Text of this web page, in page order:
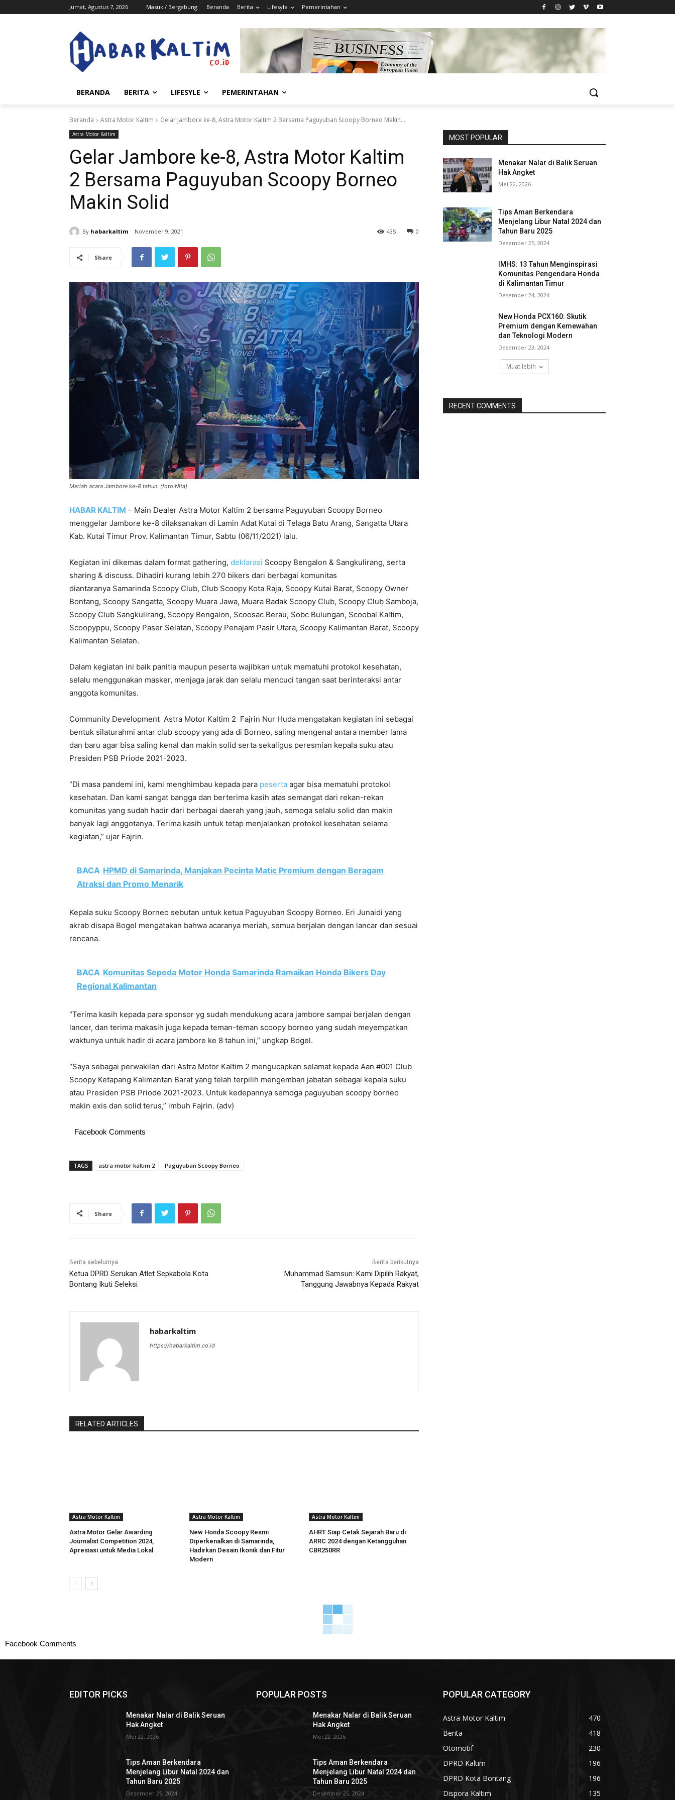
Jumat, Agustus 7, 2026 Masuk / Bergabung Beranda Berita Lifesyle Pemerintahan
BERANDA BERITA LIFESYLE PEMERINTAHAN
Beranda Astra Motor Kaltim Gelar Jambore ke-8, Astra Motor Kaltim 2 Bersama Paguyuban Scoopy Borneo Makin...
Astra Motor Kaltim
Gelar Jambore ke-8, Astra Motor Kaltim
2 Bersama Paguyuban Scoopy Borneo
Makin Solid
By habarkaltim November 9, 2021 0
435
Share
Meriah acara Jambore ke-8 tahun. (foto:Nita)
HABAR KALTIM – Main Dealer Astra Motor Kaltim 2 bersama Paguyuban Scoopy Borneo
menggelar Jambore ke-8 dilaksanakan di Lamin Adat Kutai di Telaga Batu Arang, Sangatta Utara
Kab. Kutai Timur Prov. Kalimantan Timur, Sabtu (06/11/2021) lalu.
Kegiatan ini dikemas dalam format gathering, deklarasi Scoopy Bengalon & Sangkulirang, serta
sharing & discuss. Dihadiri kurang lebih 270 bikers dari berbagai komunitas
diantaranya Samarinda Scoopy Club, Club Scoopy Kota Raja, Scoopy Kutai Barat, Scoopy Owner
Bontang, Scoopy Sangatta, Scoopy Muara Jawa, Muara Badak Scoopy Club, Scoopy Club Samboja,
Scoopy Club Sangkulirang, Scoopy Bengalon, Scoosac Berau, Sobc Bulungan, Scoobal Kaltim,
Scoopyppu, Scoopy Paser Selatan, Scoopy Penajam Pasir Utara, Scoopy Kalimantan Barat, Scoopy
Kalimantan Selatan.
Dalam kegiatan ini baik panitia maupun peserta wajibkan untuk mematuhi protokol kesehatan,
selalu menggunakan masker, menjaga jarak dan selalu mencuci tangan saat berinteraksi antar
anggota komunitas.
Community Development Astra Motor Kaltim 2 Fajrin Nur Huda mengatakan kegiatan ini sebagai
bentuk silaturahmi antar club scoopy yang ada di Borneo, saling mengenal antara member lama
dan baru agar bisa saling kenal dan makin solid serta sekaligus peresmian kepala suku atau
Presiden PSB Priode 2021-2023.
“Di masa pandemi ini, kami menghimbau kepada para peserta agar bisa mematuhi protokol
kesehatan. Dan kami sangat bangga dan berterima kasih atas semangat dari rekan-rekan
komunitas yang sudah hadir dari berbagai daerah yang jauh, semoga selalu solid dan makin
banyak lagi anggotanya. Terima kasih untuk tetap menjalankan protokol kesehatan selama
kegiatan,” ujar Fajrin.
BACA HPMD di Samarinda, Manjakan Pecinta Matic Premium dengan Beragam
Atraksi dan Promo Menarik
Kepala suku Scoopy Borneo sebutan untuk ketua Paguyuban Scoopy Borneo. Eri Junaidi yang
akrab disapa Bogel mengatakan bahwa acaranya meriah, semua berjalan dengan lancar dan sesuai
rencana.
BACA Komunitas Sepeda Motor Honda Samarinda Ramaikan Honda Bikers Day
Regional Kalimantan
“Terima kasih kepada para sponsor yg sudah mendukung acara jambore sampai berjalan dengan
lancer, dan terima makasih juga kepada teman-teman scoopy borneo yang sudah meyempatkan
waktunya untuk hadir di acara jambore ke 8 tahun ini,” ungkap Bogel.
“Saya sebagai perwakilan dari Astra Motor Kaltim 2 mengucapkan selamat kepada Aan #001 Club
Scoopy Ketapang Kalimantan Barat yang telah terpilih mengemban jabatan sebagai kepala suku
atau Presiden PSB Priode 2021-2023. Untuk kedepannya semoga paguyuban scoopy borneo
makin exis dan solid terus,” imbuh Fajrin. (adv)
Facebook Comments
TAGS astra motor kaltim 2 Paguyuban Scoopy Borneo
Share
Berita sebelumya
Ketua DPRD Serukan Atlet Sepkabola Kota
Bontang Ikuti Seleksi
Berita berikutnya
Muhammad Samsun: Kami Dipilih Rakyat,
Tanggung Jawabnya Kepada Rakyat
habarkaltim
https://habarkaltim.co.id
RELATED ARTICLES
Astra Motor Kaltim
Astra Motor Gelar Awarding
Journalist Competition 2024,
Apresiasi untuk Media Lokal
Astra Motor Kaltim
New Honda Scoopy Resmi
Diperkenalkan di Samarinda,
Hadirkan Desain Ikonik dan Fitur
Modern
Astra Motor Kaltim
AHRT Siap Cetak Sejarah Baru di
ARRC 2024 dengan Ketangguhan
CBR250RR
MOST POPULAR
Menakar Nalar di Balik Seruan
Hak Angket
Mei 22, 2026
Tips Aman Berkendara
Menjelang Libur Natal 2024 dan
Tahun Baru 2025
Desember 25, 2024
IMHS: 13 Tahun Menginspirasi
Komunitas Pengendara Honda
di Kalimantan Timur
Desember 24, 2024
New Honda PCX160: Skutik
Premium dengan Kemewahan
dan Teknologi Modern
Desember 23, 2024
Muat lebih
RECENT COMMENTS
Facebook Comments
EDITOR PICKS
Menakar Nalar di Balik Seruan
Hak Angket
Mei 22, 2026
Tips Aman Berkendara
Menjelang Libur Natal 2024 dan
Tahun Baru 2025
Desember 25, 2024
POPULAR POSTS
Menakar Nalar di Balik Seruan
Hak Angket
Mei 22, 2026
Tips Aman Berkendara
Menjelang Libur Natal 2024 dan
Tahun Baru 2025
Desember 25, 2024
POPULAR CATEGORY
Astra Motor Kaltim
470
Berita
418
Otomotif
230
DPRD Kaltim
196
DPRD Kota Bontang
196
Dispora Kaltim
135